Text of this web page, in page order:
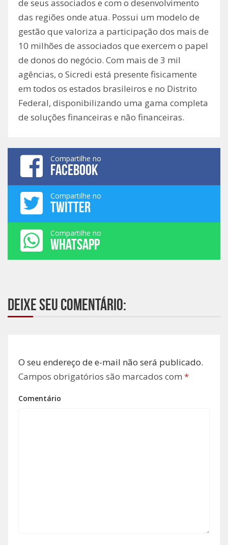
de seus associados e com o desenvolvimento
das regiões onde atua. Possui um modelo de
gestão que valoriza a participação dos mais de
10 milhões de associados que exercem o papel
de donos do negócio. Com mais de 3 mil
agências, o Sicredi está presente fisicamente
em todos os estados brasileiros e no Distrito
Federal, disponibilizando uma gama completa
de soluções financeiras e não financeiras.
Compartilhe no
FACEBOOK
Compartilhe no
TWITTER
Compartilhe no
WHATSAPP
Deixe seu comentário:
O seu endereço de e-mail não será publicado.
Campos obrigatórios são marcados com *
Comentário